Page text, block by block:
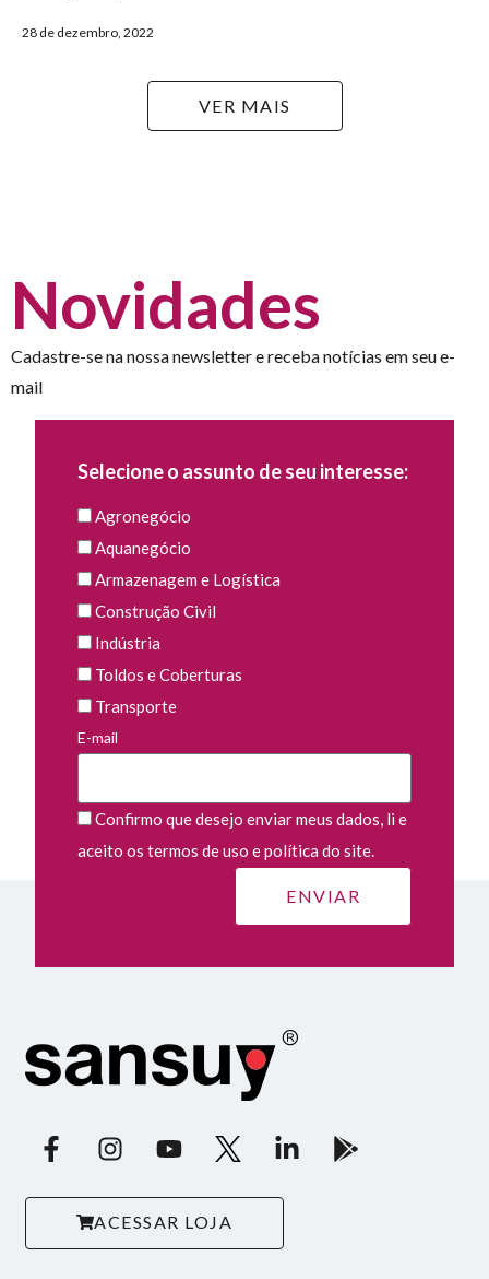
28 de dezembro, 2022
VER MAIS
Novidades
Cadastre-se na nossa newsletter e receba notícias em seu e-
mail
Selecione o assunto de seu interesse:
Agronegócio
Aquanegócio
Armazenagem e Logística
Construção Civil
Indústria
Toldos e Coberturas
Transporte
E-mail
Confirmo que desejo enviar meus dados, li e
aceito os termos de uso e política do site.
ACESSAR LOJA